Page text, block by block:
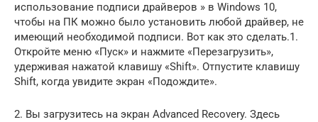
использование подписи драйверов » в Windows 10,
чтобы на ПК можно было установить любой драйвер, не
имеющий необходимой подписи. Вот как это сделать.1.
Откройте меню «Пуск» и нажмите «Перезагрузить»,
удерживая нажатой клавишу «Shift». Отпустите клавишу
Shift, когда увидите экран «Подождите».
2. Вы загрузитесь на экран Advanced Recovery. Здесь